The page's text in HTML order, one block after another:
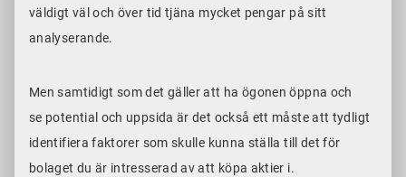
väldigt väl och över tid tjäna mycket pengar på sitt
analyserande.
Men samtidigt som det gäller att ha ögonen öppna och
se potential och uppsida är det också ett måste att tydligt
identifiera faktorer som skulle kunna ställa till det för
bolaget du är intresserad av att köpa aktier i.